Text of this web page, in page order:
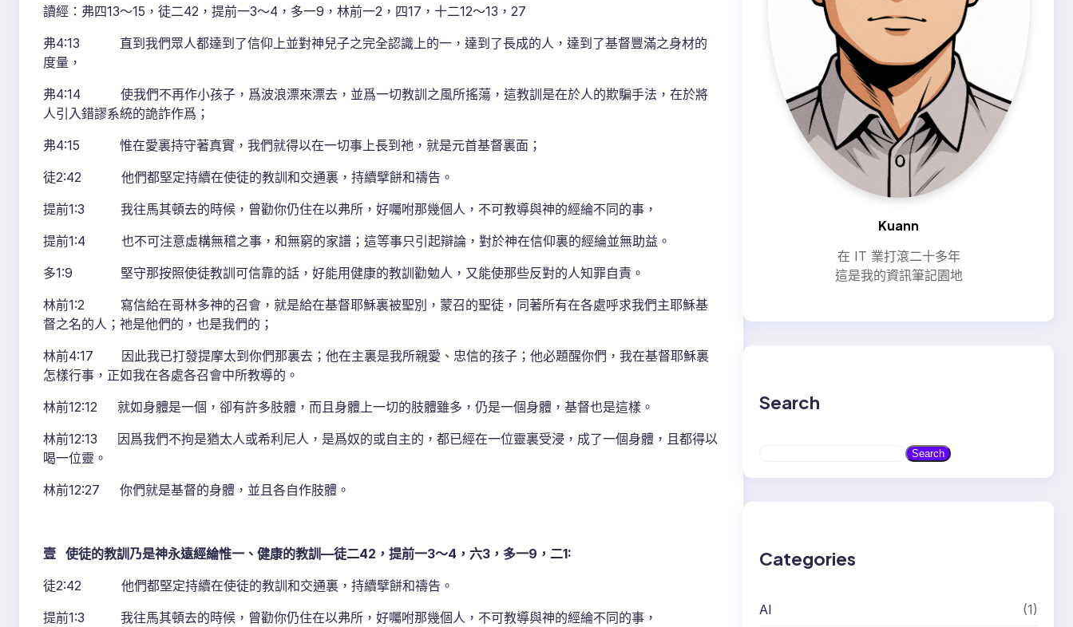
讀經：弗四13～15，徒二42，提前一3～4，多一9，林前一2，四17，十二12～13，27
弗4:13 直到我們眾人都達到了信仰上並對神兒子之完全認識上的一，達到了長成的人，達到了基督豐滿之身材的
度量，
弗4:14 使我們不再作小孩子，爲波浪漂來漂去，並爲一切教訓之風所搖蕩，這教訓是在於人的欺騙手法，在於將
人引入錯謬系統的詭詐作爲；
弗4:15 惟在愛裏持守著真實，我們就得以在一切事上長到祂，就是元首基督裏面；
徒2:42 他們都堅定持續在使徒的教訓和交通裏，持續擘餅和禱告。
提前1:3 我往馬其頓去的時候，曾勸你仍住在以弗所，好囑咐那幾個人，不可教導與神的經綸不同的事，
提前1:4 也不可注意虛構無稽之事，和無窮的家譜；這等事只引起辯論，對於神在信仰裏的經綸並無助益。
多1:9 堅守那按照使徒教訓可信靠的話，好能用健康的教訓勸勉人，又能使那些反對的人知罪自責。
林前1:2 寫信給在哥林多神的召會，就是給在基督耶穌裏被聖別，蒙召的聖徒，同著所有在各處呼求我們主耶穌基
督之名的人；祂是他們的，也是我們的；
林前4:17 因此我已打發提摩太到你們那裏去；他在主裏是我所親愛、忠信的孩子；他必題醒你們，我在基督耶穌裏
怎樣行事，正如我在各處各召會中所教導的。
林前12:12 就如身體是一個，卻有許多肢體，而且身體上一切的肢體雖多，仍是一個身體，基督也是這樣。
林前12:13 因爲我們不拘是猶太人或希利尼人，是爲奴的或自主的，都已經在一位靈裏受浸，成了一個身體，且都得以
喝一位靈。
林前12:27 你們就是基督的身體，並且各自作肢體。
壹 使徒的教訓乃是神永遠經綸惟一、健康的教訓—徒二42，提前一3～4，六3，多一9，二1:
徒2:42 他們都堅定持續在使徒的教訓和交通裏，持續擘餅和禱告。
提前1:3 我往馬其頓去的時候，曾勸你仍住在以弗所，好囑咐那幾個人，不可教導與神的經綸不同的事，
Kuann
在 IT 業打滾二十多年
這是我的資訊筆記園地
Search
Search
Categories
AI (1)